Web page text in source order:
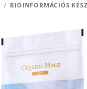
/ BIOINFORMÁCIÓS